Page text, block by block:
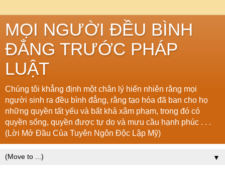
MỌI NGƯỜI ĐỀU BÌNH
ĐẲNG TRƯỚC PHÁP
LUẬT
Chúng tôi khẳng định một chân lý hiển nhiên rằng mọi
người sinh ra đều bình đẳng, rằng tạo hóa đã ban cho họ
những quyền tất yếu và bất khả xâm phạm, trong đó có
quyền sống, quyền được tự do và mưu cầu hạnh phúc . . .
(Lời Mở Đầu Của Tuyên Ngôn Độc Lập Mỹ)
▼